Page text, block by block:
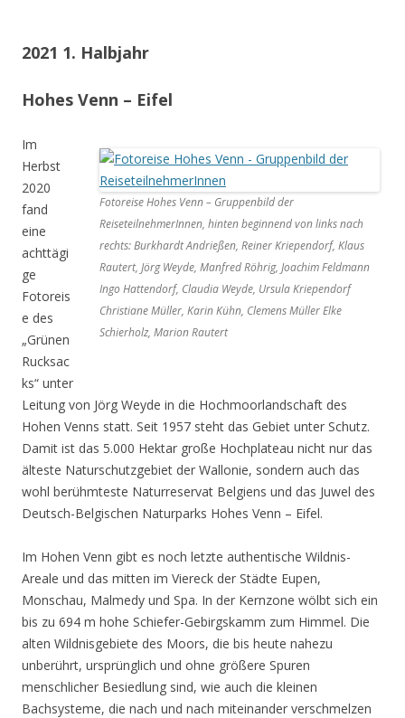
2021 1. Halbjahr
Hohes Venn – Eifel
Fotoreise Hohes Venn – Gruppenbild der
ReiseteilnehmerInnen, hinten beginnend von links nach
rechts: Burkhardt Andrießen, Reiner Kriependorf, Klaus
Rautert, Jörg Weyde, Manfred Röhrig, Joachim Feldmann
Ingo Hattendorf, Claudia Weyde, Ursula Kriependorf
Christiane Müller, Karin Kühn, Clemens Müller Elke
Schierholz, Marion Rautert
Im
Herbst
2020
fand
eine
achttägi
ge
Fotoreis
e des
„Grünen
Rucksac
ks“ unter
Leitung von Jörg Weyde in die Hochmoorlandschaft des
Hohen Venns statt. Seit 1957 steht das Gebiet unter Schutz.
Damit ist das 5.000 Hektar große Hochplateau nicht nur das
älteste Naturschutzgebiet der Wallonie, sondern auch das
wohl berühmteste Naturreservat Belgiens und das Juwel des
Deutsch-Belgischen Naturparks Hohes Venn – Eifel.
Im Hohen Venn gibt es noch letzte authentische Wildnis-
Areale und das mitten im Viereck der Städte Eupen,
Monschau, Malmedy und Spa. In der Kernzone wölbt sich ein
bis zu 694 m hohe Schiefer-Gebirgskamm zum Himmel. Die
alten Wildnisgebiete des Moors, die bis heute nahezu
unberührt, ursprünglich und ohne größere Spuren
menschlicher Besiedlung sind, wie auch die kleinen
Bachsysteme, die nach und nach miteinander verschmelzen